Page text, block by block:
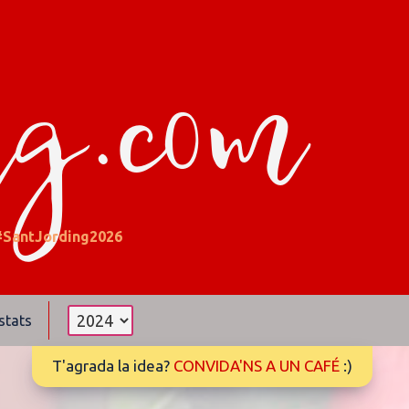
T'agrada la idea? CONVIDA'NS A UN CAFÉ :)